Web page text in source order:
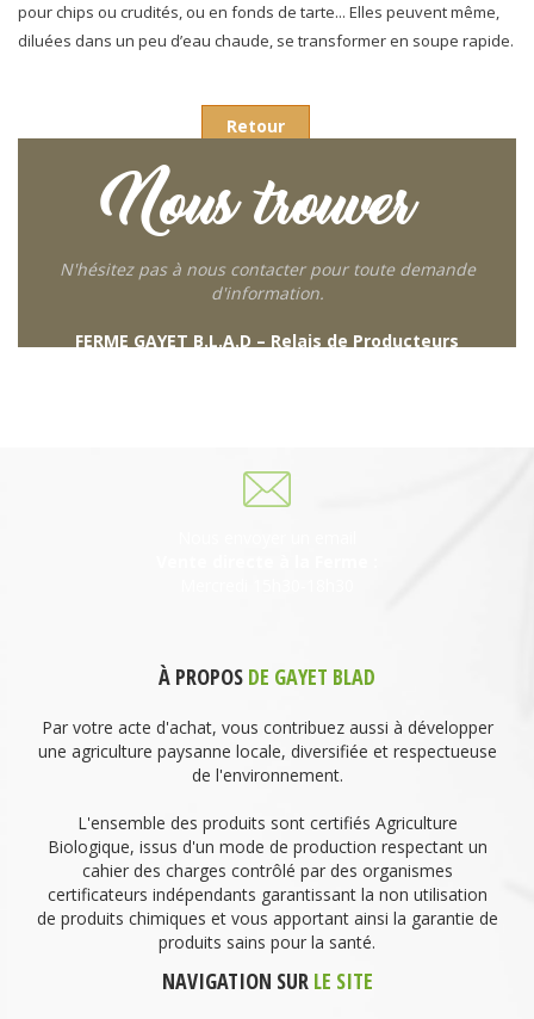
pour chips ou crudités, ou en fonds de tarte... Elles peuvent même,
diluées dans un peu d’eau chaude, se transformer en soupe rapide.
Retour
Nous trouver
N'hésitez pas à nous contacter pour toute demande
d'information.
FERME GAYET B.L.A.D – Relais de Producteurs
À PROPOS DE GAYET BLAD
Par votre acte d'achat, vous contribuez aussi à développer
une agriculture paysanne locale, diversifiée et respectueuse
de l'environnement.
L'ensemble des produits sont certifiés Agriculture
Biologique, issus d'un mode de production respectant un
cahier des charges contrôlé par des organismes
certificateurs indépendants garantissant la non utilisation
de produits chimiques et vous apportant ainsi la garantie de
produits sains pour la santé.
NAVIGATION SUR LE SITE